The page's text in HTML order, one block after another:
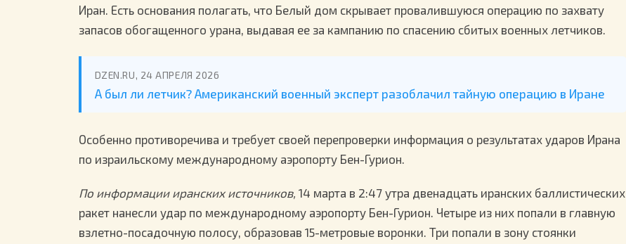
Иран. Есть основания полагать, что Белый дом скрывает провалившуюся операцию по захвату
запасов обогащенного урана, выдавая ее за кампанию по спасению сбитых военных летчиков.
DZEN.RU, 24 АПРЕЛЯ 2026
А был ли летчик? Американский военный эксперт разоблачил тайную операцию в Иране
Особенно противоречива и требует своей перепроверки информация о результатах ударов Ирана
по израильскому международному аэропорту Бен-Гурион.
По информации иранских источников, 14 марта в 2:47 утра двенадцать иранских баллистических
ракет нанесли удар по международному аэропорту Бен-Гурион. Четыре из них попали в главную
взлетно-посадочную полосу, образовав 15-метровые воронки. Три попали в зону стоянки